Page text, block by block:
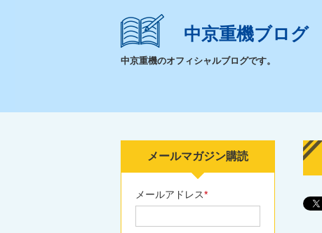
中京重機ブログ
中京重機のオフィシャルブログです。
メールマガジン購読
メールアドレス*